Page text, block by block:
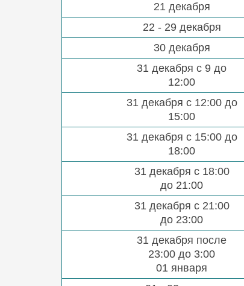
21 декабря
22 - 29 декабря
30 декабря
31 декабря с 9 до
12:00
31 декабря с 12:00 до
15:00
31 декабря с 15:00 до
18:00
31 декабря с 18:00
до 21:00
31 декабря с 21:00
до 23:00
31 декабря после
23:00 до 3:00
01 января